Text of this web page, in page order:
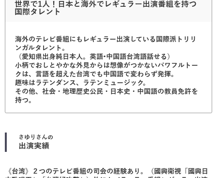
世界で1人！日本と海外でレギュラー出演番組を持つ
国際タレント
海外のテレビ番組にもレギュラー出演している国際派トリリ
ンガルタレント。
（愛知県出身純日本人。英語•中国語台湾語話せる）
小柄でおしとやかな外見からは想像がつかないパワフルトー
クは、言語を超えた台湾でも中国語で変わらず発揮。
趣味はラテンダンス、ラテンミュージック。
その他、社会・地理歴史公民・日本史・中国語の教員免許を
持つ。
さゆり さんの
出演実績
《台湾》２つのテレビ番組の司会の経験あり。（國興衛視「國興日